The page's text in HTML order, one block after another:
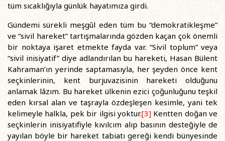
tüm sıcaklığıyla günlük hayatımıza girdi.
Gündemi sürekli meşgûl eden tüm bu “demokratikleşme”
ve “sivil hareket” tartışmalarında gözden kaçan çok önemli
bir noktaya işaret etmekte fayda var. “Sivil toplum” veya
“sivil inisiyatif” diye adlandırılan bu hareketi, Hasan Bülent
Kahraman’ın yerinde saptamasıyla, her şeyden önce kent
seçkinlerinin, kent burjuvazisinin hareketi olduğunu
anlamak lâzım. Bu hareket ülkenin ezici çoğunluğunu teşkil
eden kırsal alan ve taşrayla özdeşleşen kesimle, yani tek
kelimeyle halkla, pek bir ilgisi yoktur.[3]Kentten doğan ve
seçkinlerin inisiyatifiyle kıvılcım alıp basının desteğiyle de
yayılan böyle bir hareket tabiatı gereği kendi bünyesinde